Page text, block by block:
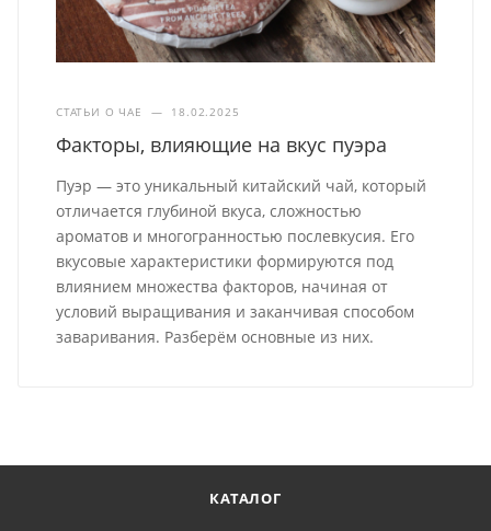
СТАТЬИ О ЧАЕ — 18.02.2025
Факторы, влияющие на вкус пуэра
Пуэр — это уникальный китайский чай, который
отличается глубиной вкуса, сложностью
ароматов и многогранностью послевкусия. Его
вкусовые характеристики формируются под
влиянием множества факторов, начиная от
условий выращивания и заканчивая способом
заваривания. Разберём основные из них.
КАТАЛОГ